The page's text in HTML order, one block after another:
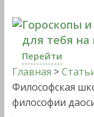
Гороскопы
для тебя
Перейти
Главная >
Философская
философии